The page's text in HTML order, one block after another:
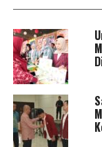
Dekan Fakultas
menjabat sebagai
Pertemuan ini
calon untuk
guna memajukan
tersebut,
program kerja
dan misi mereka